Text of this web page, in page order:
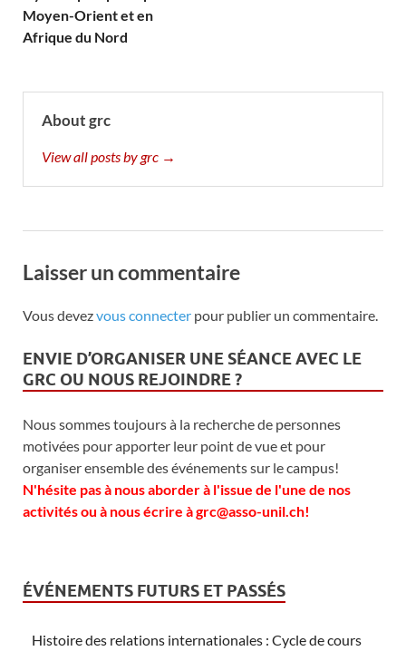
Moyen-Orient et en
Afrique du Nord
About grc
View all posts by grc →
Laisser un commentaire
Vous devezvous connecter pour publier un commentaire.
ENVIE D’ORGANISER UNE SÉANCE AVEC LE
GRC OU NOUS REJOINDRE ?
Nous sommes toujours à la recherche de personnes
motivées pour apporter leur point de vue et pour
organiser ensemble des événements sur le campus!
N'hésite pas à nous aborder à l'issue de l'une de nos
activités ou à nous écrire à grc@asso-unil.ch!
ÉVÉNEMENTS FUTURS ET PASSÉS
Histoire des relations internationales : Cycle de cours